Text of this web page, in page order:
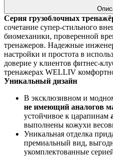
Серия грузоблочных
сочетание супер-стильного
биомеханики, проверенной
тренажеров. Надежные
настройки и простота в
доверие у клиентов фитнес-
тренажерах WELLIV
Уникальный дизайн
В эксклюзивном и
не имеющий аналогов
устойчивое к царапинам
выполнены кожухи
Уникальная отделка
премиальный вид,
укомплектованные